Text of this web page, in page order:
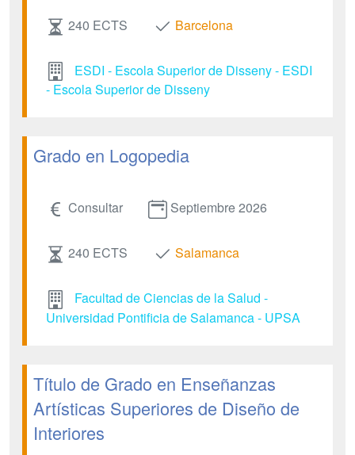
240 ECTS Barcelona
ESDI - Escola Superior de Disseny - ESDI
- Escola Superior de Disseny
Grado en Logopedia
Consultar Septiembre 2026
240 ECTS Salamanca
Facultad de Ciencias de la Salud -
Universidad Pontificia de Salamanca - UPSA
Título de Grado en Enseñanzas
Artísticas Superiores de Diseño de
Interiores